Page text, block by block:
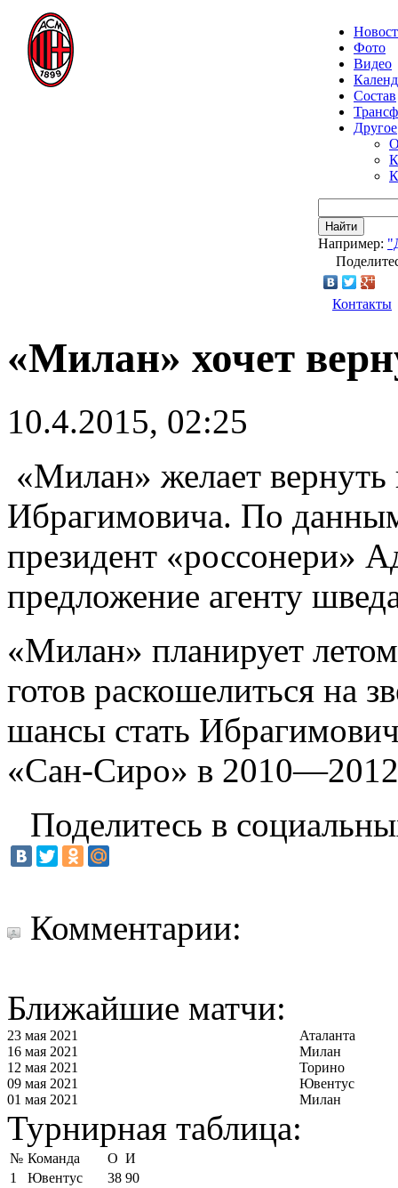
Фото
Видео
Состав
Другое
Найти
Например:
Контакты
«Милан» хочет
10.4.2015, 02:25
«Милан» желает вернуть
Ибрагимовича. По
президент «россонери»
предложение агенту
«Милан» планирует
готов раскошелиться на
шансы стать
«Сан-Сиро» в 2010—2012
Поделитесь в
Комментарии:
Ближайшие матчи:
23 мая 2021
Аталанта
16 мая 2021
Милан
12 мая 2021
Торино
09 мая 2021
Ювентус
01 мая 2021
Милан
Турнирная таблица:
№ Команда О И
1
Ювентус 38 90